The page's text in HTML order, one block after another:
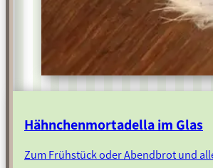
Hähnchenmortadella im Glas
Zum Frühstück oder Abendbrot und